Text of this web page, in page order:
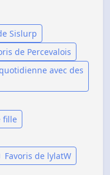
Sislurp
de Percevalois
avec des
fille
Favoris de lylatW